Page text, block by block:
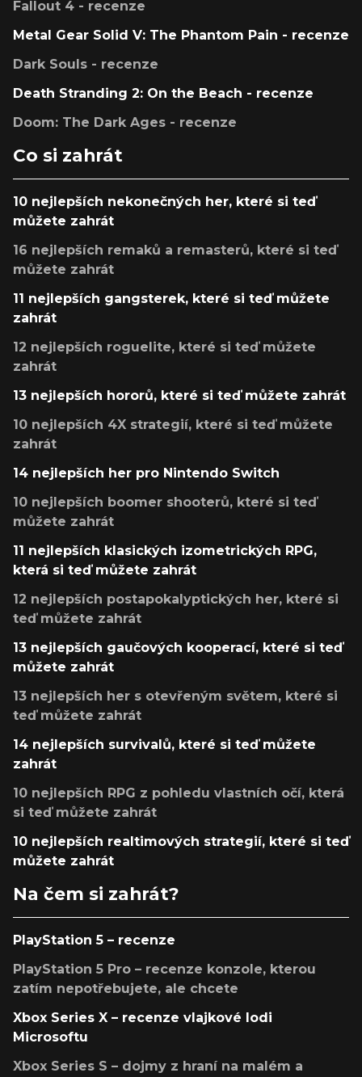
Fallout 4 - recenze
Metal Gear Solid V: The Phantom Pain - recenze
Dark Souls - recenze
Death Stranding 2: On the Beach - recenze
Doom: The Dark Ages - recenze
Co si zahrát
10 nejlepších nekonečných her, které si teď
můžete zahrát
16 nejlepších remaků a remasterů, které si teď
můžete zahrát
11 nejlepších gangsterek, které si teď můžete
zahrát
12 nejlepších roguelite, které si teď můžete
zahrát
13 nejlepších hororů, které si teď můžete zahrát
10 nejlepších 4X strategií, které si teď můžete
zahrát
14 nejlepších her pro Nintendo Switch
10 nejlepších boomer shooterů, které si teď
můžete zahrát
11 nejlepších klasických izometrických RPG,
která si teď můžete zahrát
12 nejlepších postapokalyptických her, které si
teď můžete zahrát
13 nejlepších gaučových kooperací, které si teď
můžete zahrát
13 nejlepších her s otevřeným světem, které si
teď můžete zahrát
14 nejlepších survivalů, které si teď můžete
zahrát
10 nejlepších RPG z pohledu vlastních očí, která
si teď můžete zahrát
10 nejlepších realtimových strategií, které si teď
můžete zahrát
Na čem si zahrát?
PlayStation 5 – recenze
PlayStation 5 Pro – recenze konzole, kterou
zatím nepotřebujete, ale chcete
Xbox Series X – recenze vlajkové lodi
Microsoftu
Xbox Series S – dojmy z hraní na malém a